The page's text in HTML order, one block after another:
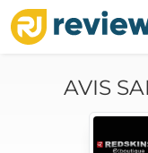
AVIS